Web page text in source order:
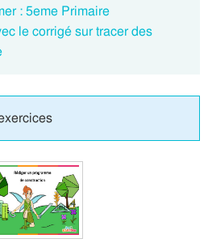
: 5eme Primaire
le corrigé sur tracer des